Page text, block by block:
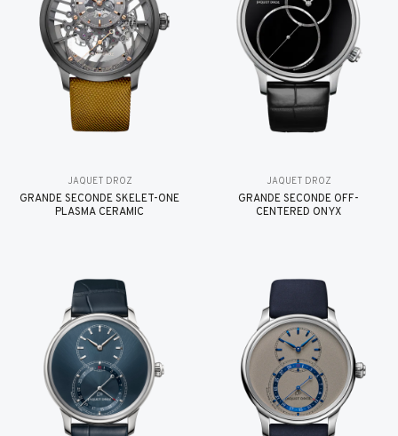
JAQUET DROZ
GRANDE SECONDE SKELET-ONE
PLASMA CERAMIC
JAQUET DROZ
GRANDE SECONDE OFF-
CENTERED ONYX